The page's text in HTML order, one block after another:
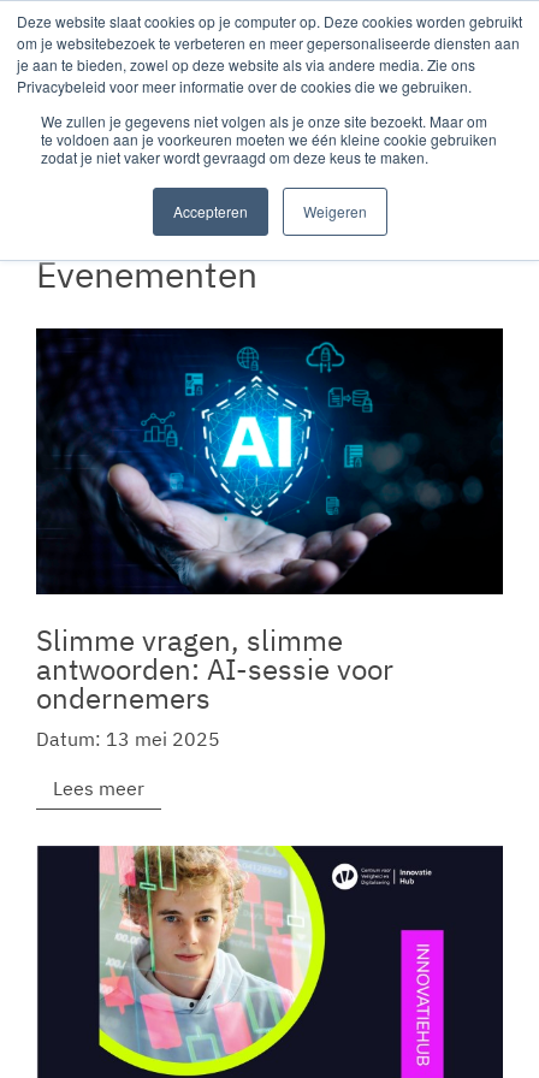
Deze website slaat cookies op je computer op. Deze cookies worden gebruikt
om je websitebezoek te verbeteren en meer gepersonaliseerde diensten aan
je aan te bieden, zowel op deze website als via andere media. Zie ons
Privacybeleid voor meer informatie over de cookies die we gebruiken.
We zullen je gegevens niet volgen als je onze site bezoekt. Maar om
te voldoen aan je voorkeuren moeten we één kleine cookie gebruiken
zodat je niet vaker wordt gevraagd om deze keus te maken.
Accepteren Weigeren
Hier zie je onze
evenementen.
Aanmelden kan via het contactformulier.
Evenementen
Slimme vragen, slimme
antwoorden: AI-sessie voor
ondernemers
Datum: 13 mei 2025
Lees meer